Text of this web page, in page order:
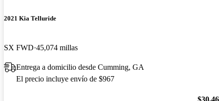
2021 Kia Telluride
SX FWD 45,074 millas
Entrega a domicilio desde Cumming, GA
El precio incluye envío de $967